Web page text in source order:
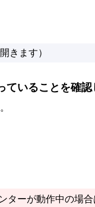
きます）
ていることを確認
ターが動作中の場